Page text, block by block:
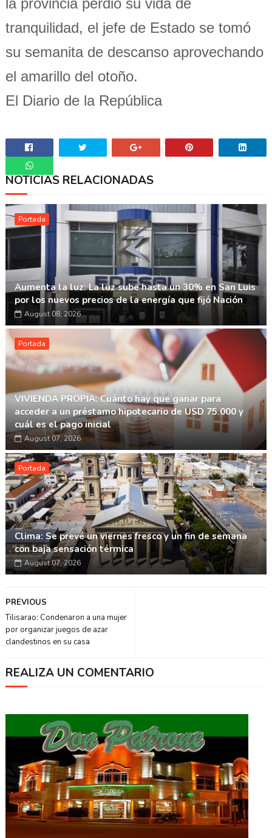
la provincia perdió su vida de
tranquilidad, el jefe de Estado se tomó
su semanita de descanso aprovechando
el amarillo del otoño.
El Diario de la República
Whatsapp
NOTICIAS RELACIONADAS
Portada
Aumenta la luz: La luz sube hasta un 30% en San Luis
por los nuevos precios de la energía que fijó Nación
August 08, 2026
Portada
VIVIENDA PROPIA: Cuánto hay que ganar para
acceder a un préstamo hipotecario de USD 75.000 y
cuál es el pago inicial
August 07, 2026
Portada
Clima: Se prevé un viernes fresco y un fin de semana
con baja sensación térmica
August 07, 2026
PREVIOUS
Tilisarao: Condenaron a una mujer
por organizar juegos de azar
clandestinos en su casa
REALIZA UN COMENTARIO